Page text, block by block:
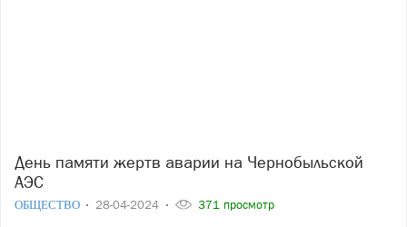
День памяти жертв аварии на Чернобыльской
АЭС
ОБЩЕСТВО 28-04-2024 371 просмотр